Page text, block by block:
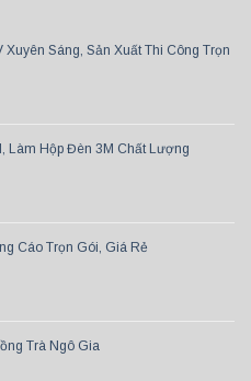
Xuyên Sáng, Sản Xuất Thi Công Trọn
Làm Hộp Đèn 3M Chất Lượng
Cáo Trọn Gói, Giá Rẻ
Trà Ngô Gia